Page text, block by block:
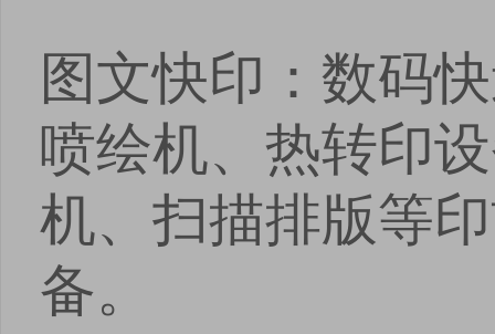
图文快印：数码
喷绘机、热转印
机、扫描排版等
备。